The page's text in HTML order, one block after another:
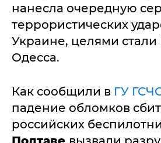
нанесла очередную
террористических
Украине, целями стали
Одесса.
Как сообщили в ГУ
падение обломков
российских